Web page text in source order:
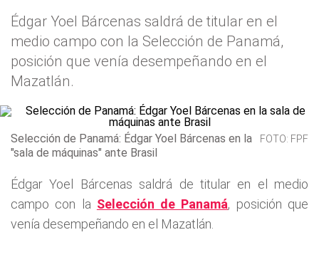
Édgar Yoel Bárcenas saldrá de titular en el
medio campo con la Selección de Panamá,
posición que venía desempeñando en el
Mazatlán.
Selección de Panamá: Édgar Yoel Bárcenas en la
"sala de máquinas" ante Brasil
FOTO: FPF
Édgar Yoel Bárcenas saldrá de titular en el medio
campo con la Selección de Panamá, posición que
venía desempeñando en el Mazatlán.